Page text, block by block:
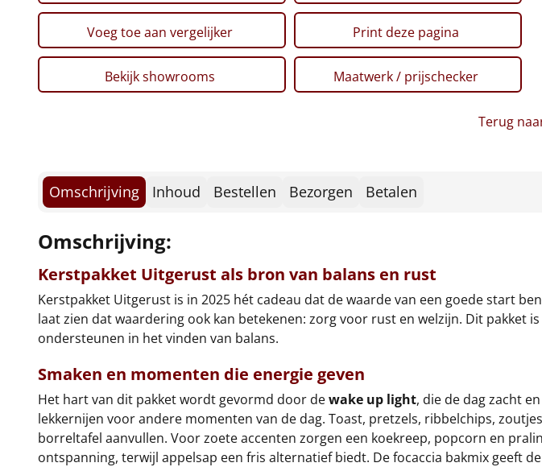
Voeg toe aan vergelijker Print deze pagina
Bekijk showrooms Maatwerk / prijschecker
Terug
Omschrijving Inhoud Bestellen Bezorgen Betalen
Omschrijving:
Kerstpakket Uitgerust als bron van balans en rust
Kerstpakket Uitgerust is in 2025 hét cadeau dat de waarde van een goede start
laat zien dat waardering ook kan betekenen: zorg voor rust en welzijn. Dit
ondersteunen in het vinden van balans.
Smaken en momenten die energie geven
Het hart van dit pakket wordt gevormd door dewake up light, die de dag zacht
lekkernijen voor andere momenten van de dag. Toast, pretzels, ribbelchips,
borreltafel aanvullen. Voor zoete accenten zorgen een koekreep, popcorn en
ontspanning, terwijl appelsap een fris alternatief biedt. De focaccia bakmix geeft